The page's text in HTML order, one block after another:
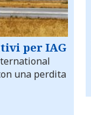
per IAG
una perdita